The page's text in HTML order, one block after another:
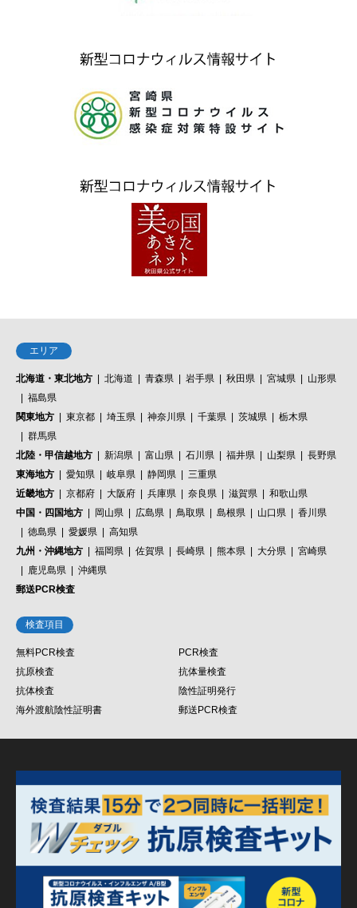
エリア
北海道・東北地方 北海道 青森県 岩手県 秋田県 宮城県
山形県
福島県
関東地方
東京都 埼玉県 神奈川県 千葉県 茨城県
栃木県
群馬県
北陸・甲信越地方
新潟県 富山県 石川県 福井県 山梨県
長野県
東海地方
愛知県 岐阜県 静岡県
三重県
近畿地方
京都府 大阪府 兵庫県 奈良県 滋賀県
和歌山県
中国・四国地方
岡山県 広島県 鳥取県 島根県 山口県
香川県
徳島県
愛媛県
高知県
九州・沖縄地方
福岡県 佐賀県 長崎県 熊本県 大分県
宮崎県
鹿児島県
沖縄県
郵送PCR検査
検査項目
無料PCR検査
PCR検査
抗原検査
抗体量検査
抗体検査
陰性証明発行
海外渡航陰性証明書
郵送PCR検査